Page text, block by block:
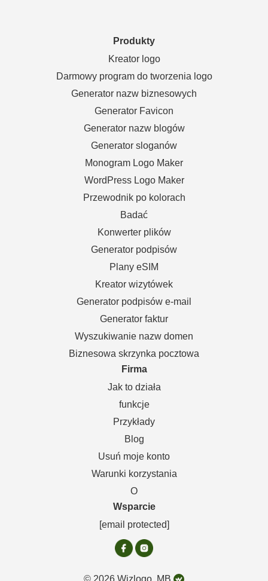
Produkty
Kreator logo
Darmowy program do tworzenia logo
Generator nazw biznesowych
Generator Favicon
Generator nazw blogów
Generator sloganów
Monogram Logo Maker
WordPress Logo Maker
Przewodnik po kolorach
Badać
Konwerter plików
Generator podpisów
Plany eSIM
Kreator wizytówek
Generator podpisów e-mail
Generator faktur
Wyszukiwanie nazw domen
Biznesowa skrzynka pocztowa
Firma
Jak to działa
funkcje
Przykłady
Blog
Usuń moje konto
Warunki korzystania
O
Wsparcie
[email protected]
© 2026 Wizlogo, MB